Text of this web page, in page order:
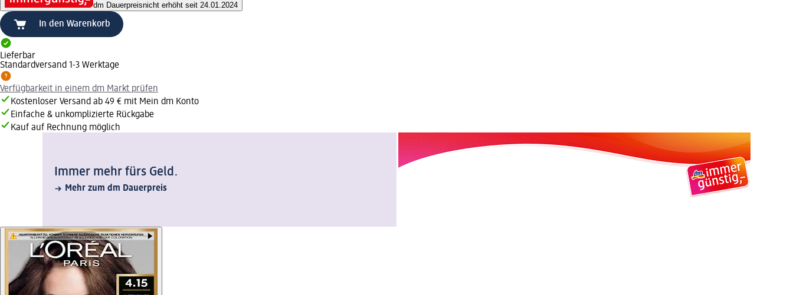
dm Dauerpreisnicht erhöht seit 24.01.2024
In den Warenkorb
Lieferbar
Standardversand 1-3 Werktage
Verfügbarkeit in einem dm Markt prüfen
Kostenloser Versand ab 49 € mit Mein dm Konto
Einfache & unkomplizierte Rückgabe
Kauf auf Rechnung möglich
Immer mehr fürs Geld.
Mehr zum dm Dauerpreis